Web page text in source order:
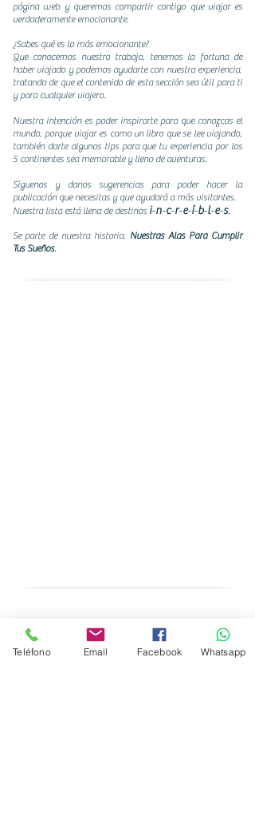
página web y queremos compartir contigo que viajar es
verdaderamente emocionante.
¿Sabes qué es lo más emocionante?
Que conocemos nuestro trabajo, tenemos la fortuna de
haber viajado y podemos ayudarte con nuestra experiencia,
tratando de que el contenido de esta sección sea útil para ti
y para cualquier viajero.
Nuestra intención es poder inspirarte para que conozcas el
mundo, porque viajar es como un libro que se lee viajando,
también darte algunos tips para que tu experiencia por los
5 continentes sea memorable y lleno de aventuras.
Síguenos y danos sugerencias para poder hacer la
publicación que necesitas y que ayudará a más visitantes.
Nuestra lista está llena de destinos i-n-c-r-e-í-b-l-e-s.
​Separte de nuestra historia, Nuestras Alas Para Cumplir
Tus Sueños.
Teléfono Email Facebook Whatsapp